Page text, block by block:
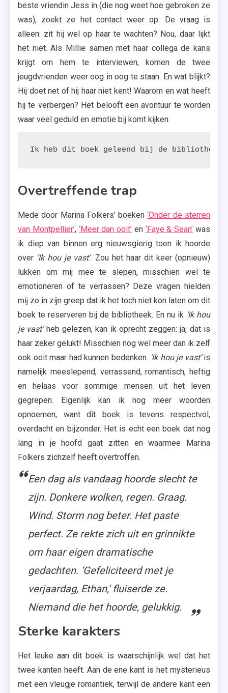
beste vriendin Jess in (die nog weet hoe gebroken ze
was), zoekt ze het contact weer op. De vraag is
alleen: zit hij wel op haar te wachten? Nou, daar lijkt
het niet. Als Millie samen met haar collega de kans
krijgt om hem te interviewen, komen de twee
jeugdvrienden weer oog in oog te staan. En wat blijkt?
Hij doet net of hij haar niet kent! Waarom en wat heeft
hij te verbergen? Het belooft een avontuur te worden
waar veel geduld en emotie bij komt kijken.
Ik heb dit boek geleend bij de bibliotheek.
Overtreffende trap
Mede door Marina Folkers’ boeken‘Onder de sterren
van Montpellier’, ‘Meer dan ooit’ en ‘Faye & Sean’ was
ik diep van binnen erg nieuwsgierig toen ik hoorde
over ‘Ik hou je vast’. Zou het haar dit keer (opnieuw)
lukken om mij mee te slepen, misschien wel te
emotioneren of te verrassen? Deze vragen hielden
mij zo in zijn greep dat ik het toch niet kon laten om dit
boek te reserveren bij de bibliotheek. En nu ik‘Ik hou
je vast’heb gelezen, kan ik oprecht zeggen: ja, dat is
haar zeker gelukt! Misschien nog wel meer dan ik zelf
ook ooit maar had kunnen bedenken. ‘Ik hou je vast’is
namelijk meeslepend, verrassend, romantisch, heftig
en helaas voor sommige mensen uit het leven
gegrepen. Eigenlijk kan ik nog meer woorden
opnoemen, want dit boek is tevens respectvol,
overdacht en bijzonder. Het is echt een boek dat nog
lang in je hoofd gaat zitten en waarmee Marina
Folkers zichzelf heeft overtroffen.
Een dag als vandaag hoorde slecht te
zijn. Donkere wolken, regen. Graag.
Wind. Storm nog beter. Het paste
perfect. Ze rekte zich uit en grinnikte
om haar eigen dramatische
gedachten. ‘Gefeliciteerd met je
verjaardag, Ethan,’ fluiserde ze.
Niemand die het hoorde, gelukkig.
Sterke karakters
Het leuke aan dit boek is waarschijnlijk wel dat het
twee kanten heeft. Aan de ene kant is het mysterieus
met een vleugje romantiek, terwijl de andere kant een